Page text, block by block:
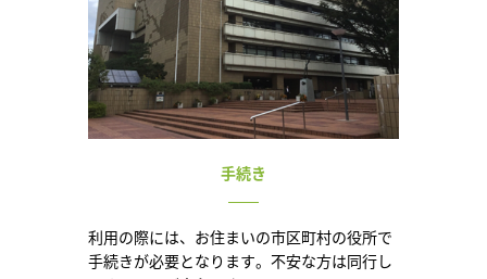
手続き
利用の際には、お住まいの市区町村の役所で
手続きが必要となります。不安な方は同行し